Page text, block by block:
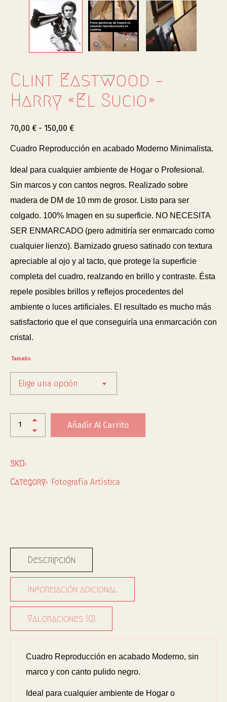
Clint Eastwood –
Harry «el Sucio»
70,00 € - 150,00 €
Cuadro Reproducción en acabado Moderno Minimalista.
Ideal para cualquier ambiente de Hogar o Profesional.
Sin marcos y con cantos negros. Realizado sobre
madera de DM de 10 mm de grosor. Listo para ser
colgado. 100% Imagen en su superficie. NO NECESITA
SER ENMARCADO (pero admitiría ser enmarcado como
cualquier lienzo). Barnizado grueso satinado con textura
apreciable al ojo y al tacto, que protege la superficie
completa del cuadro, realzando en brillo y contraste. Ésta
repele posibles brillos y reflejos procedentes del
ambiente o luces artificiales. El resultado es mucho más
satisfactorio que el que conseguiría una enmarcación con
cristal.
Tamaño
Elige una opción
Añadir Al Carrito
SKU:
Category: Fotografía Artística
Descripción
Información adicional
Valoraciones (0)
Cuadro Reproducción en acabado Moderno, sin
marco y con canto pulido negro.
Ideal para cualquier ambiente de Hogar o